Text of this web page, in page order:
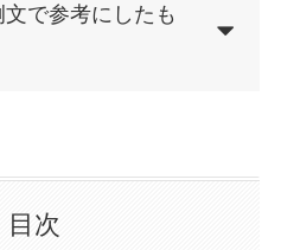
で参考にしたも
目次